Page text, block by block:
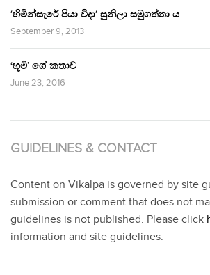
‘හිමින්සැරේ පියා විදා‘ සුනිලා සමුගත්තා ය.
September 9, 2013
‘භූමි’ ගේ කතාව
June 23, 2016
GUIDELINES & CONTACT
Content on Vikalpa is governed by site
submission or comment that does not
guidelines is not published. Please click
information and site guidelines.